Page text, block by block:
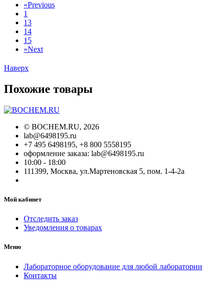
«Previous
1
13
14
15
»Next
Наверх
Похожие товары
© BOCHEM.RU, 2026
lab@6498195.ru
+7 495 6498195, +8 800 5558195
оформление заказа: lab@6498195.ru
10:00 - 18:00
111399, Москва, ул.Мартеновская 5, пом. 1-4-2а
Мой кабинет
Отследить заказ
Уведомления о товарах
Меню
Лабораторное оборудование для любой лаборатории
Контакты